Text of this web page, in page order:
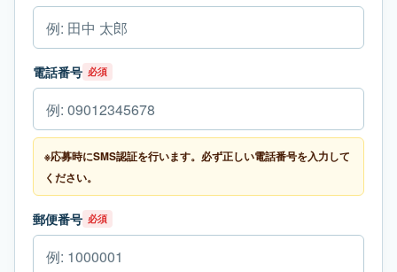
電話番号 必須
※応募時にSMS認証を行います。必ず正しい電話番号を入力して
ください。
郵便番号 必須